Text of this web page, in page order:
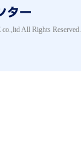
All Rights Reserved.